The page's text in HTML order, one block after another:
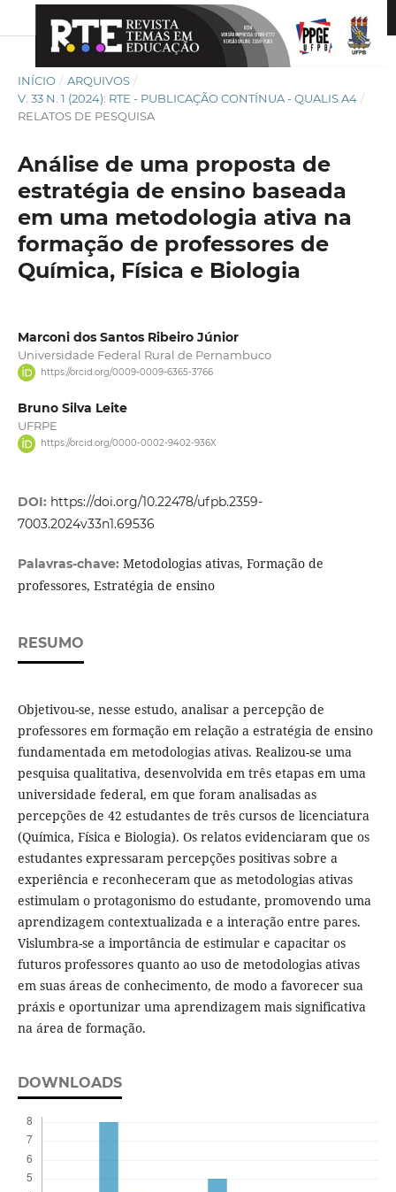
INÍCIO / ARQUIVOS /
V. 33 N. 1 (2024): RTE - PUBLICAÇÃO CONTÍNUA - QUALIS A4 /
RELATOS DE PESQUISA
Análise de uma proposta de
estratégia de ensino baseada
em uma metodologia ativa na
formação de professores de
Química, Física e Biologia
Marconi dos Santos Ribeiro Júnior
Universidade Federal Rural de Pernambuco
https://orcid.org/0009-0009-6365-3766
Bruno Silva Leite
UFRPE
https://orcid.org/0000-0002-9402-936X
DOI: https://doi.org/10.22478/ufpb.2359-
7003.2024v33n1.69536
Palavras-chave: Metodologias ativas, Formação de
professores, Estratégia de ensino
RESUMO
Objetivou-se, nesse estudo, analisar a percepção de
professores em formação em relação a estratégia de ensino
fundamentada em metodologias ativas. Realizou-se uma
pesquisa qualitativa, desenvolvida em três etapas em uma
universidade federal, em que foram analisadas as
percepções de 42 estudantes de três cursos de licenciatura
(Química, Física e Biologia). Os relatos evidenciaram que os
estudantes expressaram percepções positivas sobre a
experiência e reconheceram que as metodologias ativas
estimulam o protagonismo do estudante, promovendo uma
aprendizagem contextualizada e a interação entre pares.
Vislumbra-se a importância de estimular e capacitar os
futuros professores quanto ao uso de metodologias ativas
em suas áreas de conhecimento, de modo a favorecer sua
práxis e oportunizar uma aprendizagem mais significativa
na área de formação.
DOWNLOADS